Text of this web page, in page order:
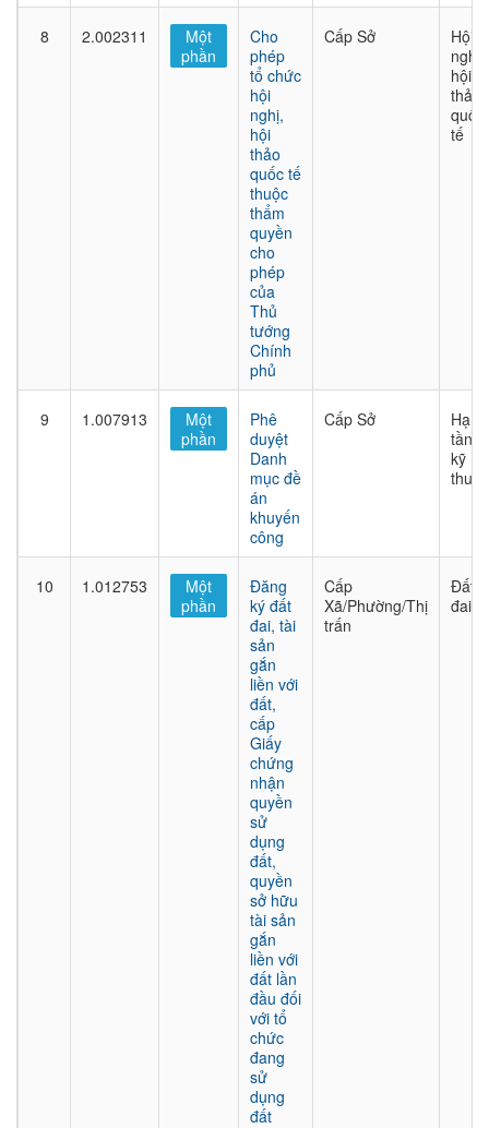
8 2.002311
Một
phần
Cho
phép
tổ chức
hội
nghị,
hội
thảo
quốc tế
thuộc
thẩm
quyền
cho
phép
của
Thủ
tướng
Chính
phủ
Cấp Sở
Hội
nghị,
hội
thảo
quốc
tế
9 1.007913
Một
phần
Phê
duyệt
Danh
mục đề
án
khuyến
công
Cấp Sở
Hạ
tầng
kỹ
thuật
10 1.012753
Một
phần
Đăng
ký đất
đai, tài
sản
gắn
liền với
đất,
cấp
Giấy
chứng
nhận
quyền
sử
dụng
đất,
quyền
sở hữu
tài sản
gắn
liền với
đất lần
đầu đối
với tổ
chức
đang
sử
dụng
đất
Cấp
Xã/Phường/Thị
trấn
Đất
đai